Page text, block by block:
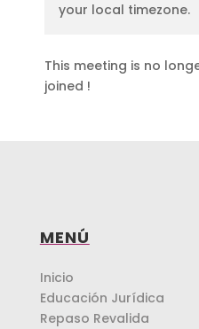
your local timezone.
This meeting is no
joined !
MENÚ
Inicio
Educación Jurídica
Repaso Revalida